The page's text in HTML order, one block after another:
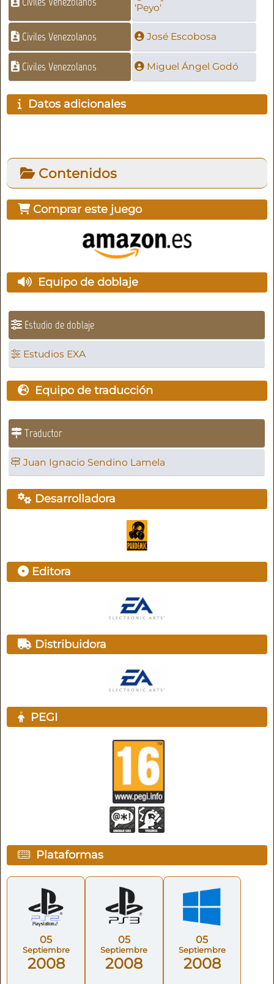
'Peyo'
Civiles Venezolanos José Escobosa
Civiles Venezolanos Miguel Ángel Godó
Datos adicionales
Contenidos
Comprar este juego
Equipo de doblaje
Estudio de doblaje
Estudios EXA
Equipo de traducción
Traductor
Juan Ignacio Sendino Lamela
Desarrolladora
Editora
Distribuidora
PEGI
Plataformas
05
Septiembre
2008
05
Septiembre
2008
05
Septiembre
2008